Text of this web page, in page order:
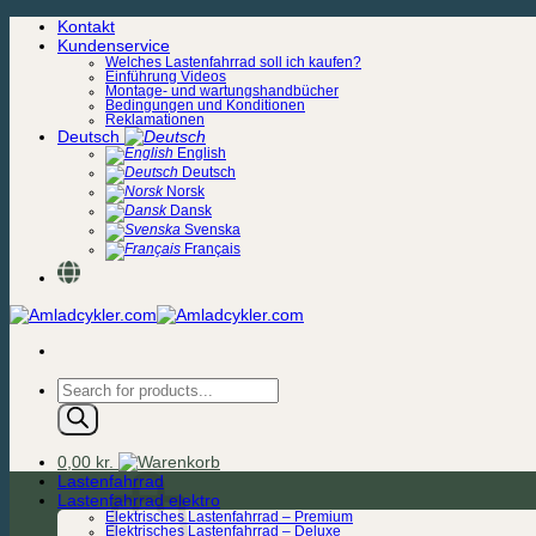
Zum
Inhalt
Kontakt
Kundenservice
Welches Lastenfahrrad soll ich kaufen?
Einführung Videos
Montage- und wartungshandbücher
Bedingungen und Konditionen
Reklamationen
Deutsch
English
Deutsch
Norsk
Dansk
Svenska
Français
Products
search
0,00 kr.
Lastenfahrrad
Lastenfahrrad elektro
Elektrisches Lastenfahrrad – Premium
Elektrisches Lastenfahrrad – Deluxe